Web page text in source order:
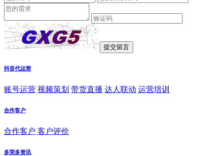
抖音代运营
账号运营 视频策划 带货直播 达人联动 运营培训
合作客户
合作客户 客户评价
多荣多资讯